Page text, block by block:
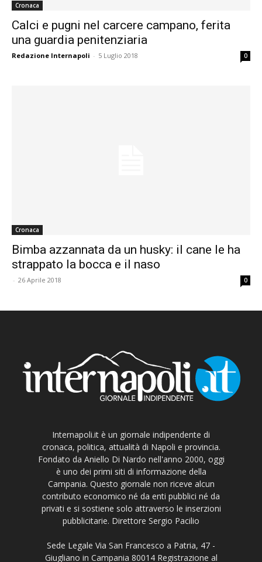
Cronaca
Calci e pugni nel carcere campano, ferita
una guardia penitenziaria
Redazione Internapoli - 5 Luglio 2018 0
Cronaca
Bimba azzannata da un husky: il cane le ha
strappato la bocca e il naso
- 26 Aprile 2018 0
Internapoli.it è un giornale indipendente di
cronaca, politica, attualità di Napoli e provincia.
Fondato da Aniello Di Nardo nell'anno 2000, oggi
è uno dei primi siti di informazione della
Campania. Questo giornale non riceve alcun
contributo economico né da enti pubblici né da
privati e si sostiene solo attraverso le inserzioni
pubblicitarie. Direttore Sergio Pacilio
Sede Legale Via San Francesco a Patria, 47 -
Giugliano in Campania 80014 Registrazione al